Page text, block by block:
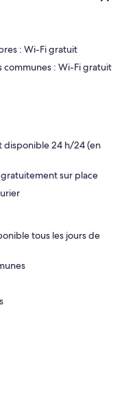
: Wi-Fi gratuit
communes : Wi-Fi gratuit
disponible 24 h/24 (en
sur place
tous les jours de